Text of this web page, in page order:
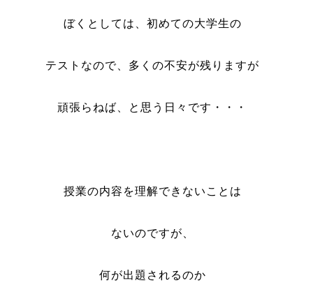
ぼくとしては、初めての大学生の
テストなので、多くの不安が残りますが
頑張らねば、と思う日々です・・・
授業の内容を理解できないことは
ないのですが、
何が出題されるのか